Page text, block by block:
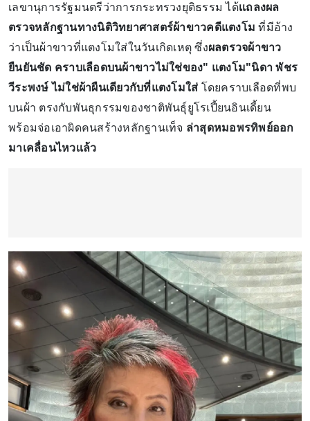
เลขานุการรัฐมนตรีว่าการกระทรวงยุติธรรม ได้เเถลงผล
ตรวจหลักฐานทางนิติวิทยาศาสตร์ผ้าขาวคดีแตงโมที่มีอ้าง
ว่าเป็นผ้าขาวที่แตงโมใส่ในวันเกิดเหตุ ซึ่งผลตรวจผ้าขาว
ยืนยันชัด คราบเลือดบนผ้าขาวไม่ใช่ของ" แตงโม"นิดา พัชร
วีระพงษ์ ไม่ใช่ผ้าผืนเดียวกับที่แตงโมใส่ โดยคราบเลือดที่พบ
บนผ้า ตรงกับพันธุกรรมของชาติพันธุ์ยูโรเปี้ยนอินเดี้ยน
พร้อมจ่อเอาผิดคนสร้างหลักฐานเท็จ ล่าสุดหมอพรทิพย์ออก
มาเคลื่อนไหวเเล้ว